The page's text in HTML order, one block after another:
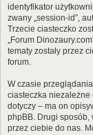
identyfikator
zwany „session-id”,
Trzecie ciasteczko
„Forum
tematy zostały przez
forum.
W czasie
ciasteczka
dotyczy – ma on
phpBB. Drugi sposób,
przez ciebie do nas.